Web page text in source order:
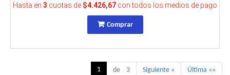
Hasta en 3 cuotas de $4.426,67 con todos los medios de pago
Comprar
1 de 3 Siguiente » Última »»